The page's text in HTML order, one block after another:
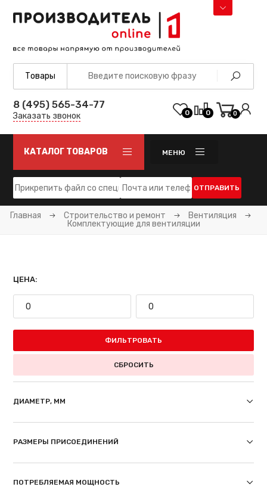
8 (495) 565-34-77
Заказать звонок 0 0 0
КАТАЛОГ ТОВАРОВ МЕНЮ
ОТПРАВИТЬ
Главная Строительство и ремонт
Вентиляция
Комплектующие для вентиляции
ЦЕНА:
ФИЛЬТРОВАТЬ
СБРОСИТЬ
ДИАМЕТР, ММ
РАЗМЕРЫ ПРИСОЕДИНЕНИЙ
ПОТРЕБЛЯЕМАЯ МОЩНОСТЬ